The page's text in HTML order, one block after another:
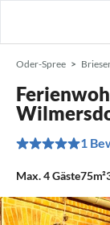
Oder-Spree
1
Max.4Gäste75m²